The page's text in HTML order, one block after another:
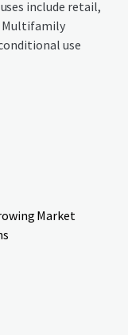
include retail,
Multifamily
use
Market